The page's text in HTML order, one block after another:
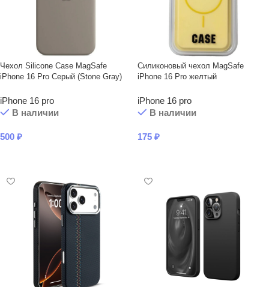
Чехол Silicone Case MagSafe
iPhone 16 Pro Серый (Stone Gray)
iPhone 16 pro
В наличии
500 ₽
Силиконовый чехол MagSafe
iPhone 16 Pro желтый
iPhone 16 pro
В наличии
175 ₽